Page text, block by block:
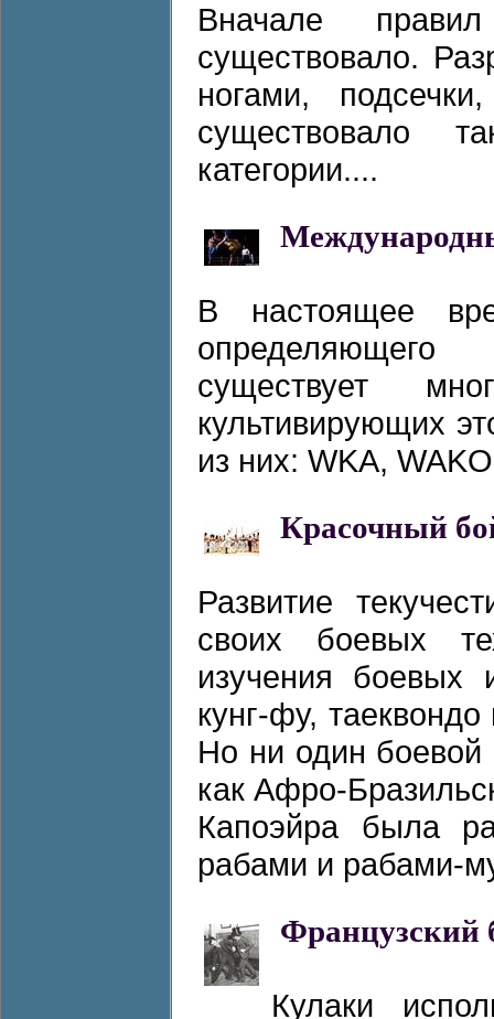
Вначале
существовало.
ногами,
существовало
категории....
В настоящее
существует
культивирующих
из них: WKA,
Красочный
Развитие
своих боевых
изучения боевых
кунг-фу,
Но ни один боевой
как Афро-
Капоэйра была
рабами и рабами-
Французский
Кулаки